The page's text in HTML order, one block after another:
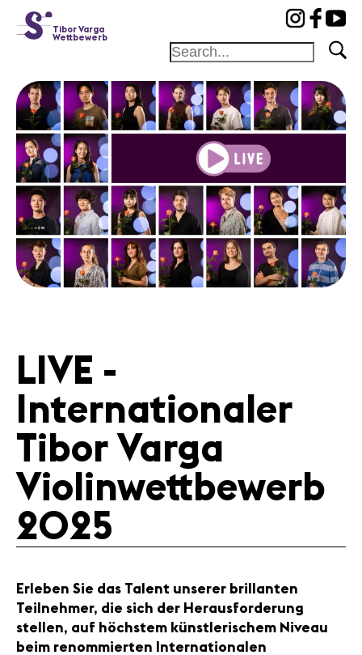
Tibor Varga
Wettbewerb
Home
Jury
Programm
Konzerte
Preisträger
News
Partner
Presse
Jobs
Über uns
Impressum
Kontakt
LIVE -
Internationaler
Tibor Varga
Violinwettbewerb
2025
Erleben Sie das Talent unserer brillanten
Teilnehmer, die sich der Herausforderung
stellen, auf höchstem künstlerischem Niveau
beim renommierten Internationalen